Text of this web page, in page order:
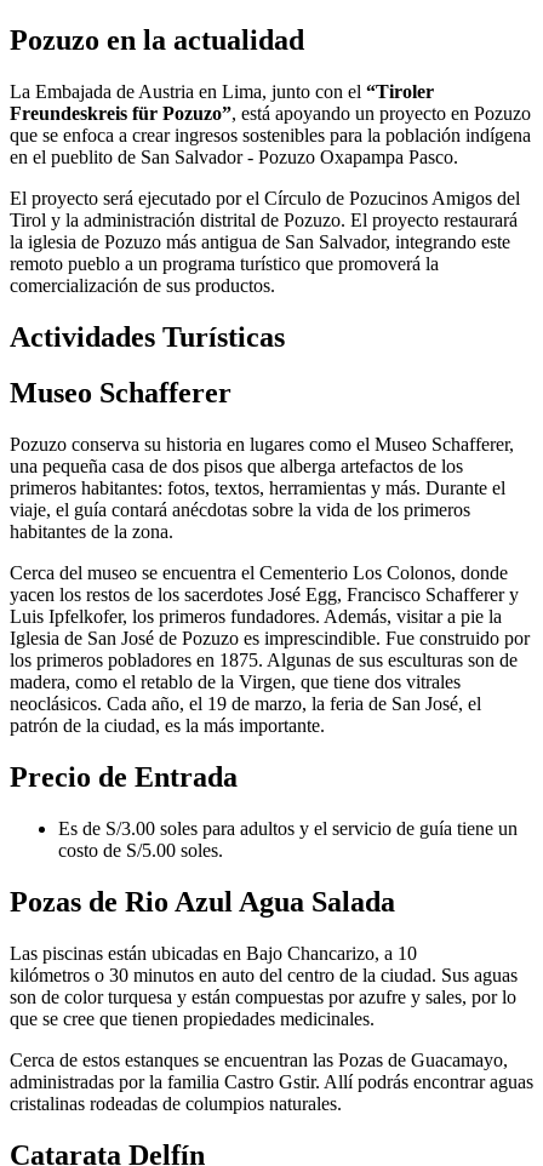
Pozuzo en la actualidad
La Embajada de Austria en Lima, junto con el “Tiroler
Freundeskreis für Pozuzo”, está apoyando un proyecto en Pozuzo
que se enfoca a crear ingresos sostenibles para la población indígena
en el pueblito de San Salvador - Pozuzo Oxapampa Pasco.
El proyecto será ejecutado por el Círculo de Pozucinos Amigos del
Tirol y la administración distrital de Pozuzo. El proyecto restaurará
la iglesia de Pozuzo más antigua de San Salvador, integrando este
remoto pueblo a un programa turístico que promoverá la
comercialización de sus productos.
Actividades Turísticas
Museo Schafferer
Pozuzo conserva su historia en lugares como el Museo Schafferer,
una pequeña casa de dos pisos que alberga artefactos de los
primeros habitantes: fotos, textos, herramientas y más. Durante el
viaje, el guía contará anécdotas sobre la vida de los primeros
habitantes de la zona.
Cerca del museo se encuentra el Cementerio Los Colonos, donde
yacen los restos de los sacerdotes José Egg, Francisco Schafferer y
Luis Ipfelkofer, los primeros fundadores. Además, visitar a pie la
Iglesia de San José de Pozuzo es imprescindible. Fue construido por
los primeros pobladores en 1875. Algunas de sus esculturas son de
madera, como el retablo de la Virgen, que tiene dos vitrales
neoclásicos. Cada año, el 19 de marzo, la feria de San José, el
patrón de la ciudad, es la más importante.
Precio de Entrada
Es de S/3.00 soles para adultos y el servicio de guía tiene un
costo de S/5.00 soles.
Pozas de Rio Azul Agua Salada
Las piscinas están ubicadas en Bajo Chancarizo, a 10
kilómetros o 30 minutos en auto del centro de la ciudad. Sus aguas
son de color turquesa y están compuestas por azufre y sales, por lo
que se cree que tienen propiedades medicinales.
Cerca de estos estanques se encuentran las Pozas de Guacamayo,
administradas por la familia Castro Gstir. Allí podrás encontrar aguas
cristalinas rodeadas de columpios naturales.
Catarata Delfín